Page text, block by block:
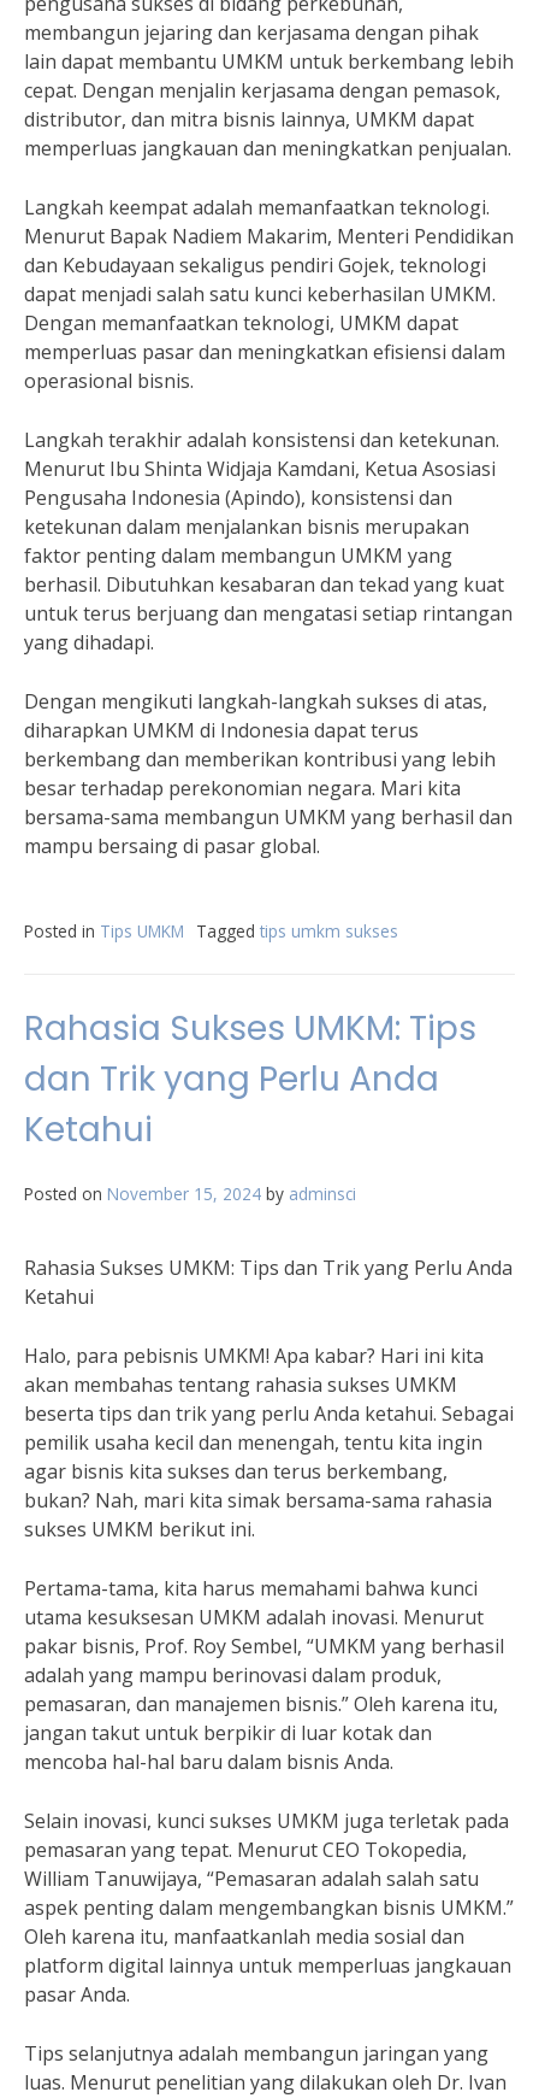
membangun jejaring dan kerjasama dengan pihak
lain dapat membantu UMKM untuk berkembang lebih
cepat. Dengan menjalin kerjasama dengan pemasok,
distributor, dan mitra bisnis lainnya, UMKM dapat
memperluas jangkauan dan meningkatkan penjualan.
Langkah keempat adalah memanfaatkan teknologi.
Menurut Bapak Nadiem Makarim, Menteri Pendidikan
dan Kebudayaan sekaligus pendiri Gojek, teknologi
dapat menjadi salah satu kunci keberhasilan UMKM.
Dengan memanfaatkan teknologi, UMKM dapat
memperluas pasar dan meningkatkan efisiensi dalam
operasional bisnis.
Langkah terakhir adalah konsistensi dan ketekunan.
Menurut Ibu Shinta Widjaja Kamdani, Ketua Asosiasi
Pengusaha Indonesia (Apindo), konsistensi dan
ketekunan dalam menjalankan bisnis merupakan
faktor penting dalam membangun UMKM yang
berhasil. Dibutuhkan kesabaran dan tekad yang kuat
untuk terus berjuang dan mengatasi setiap rintangan
yang dihadapi.
Dengan mengikuti langkah-langkah sukses di atas,
diharapkan UMKM di Indonesia dapat terus
berkembang dan memberikan kontribusi yang lebih
besar terhadap perekonomian negara. Mari kita
bersama-sama membangun UMKM yang berhasil dan
mampu bersaing di pasar global.
Posted in Tips UMKM Tagged tips umkm sukses
Rahasia Sukses UMKM: Tips
dan Trik yang Perlu Anda
Ketahui
Posted on November 15, 2024 by adminsci
Rahasia Sukses UMKM: Tips dan Trik yang Perlu Anda
Ketahui
Halo, para pebisnis UMKM! Apa kabar? Hari ini kita
akan membahas tentang rahasia sukses UMKM
beserta tips dan trik yang perlu Anda ketahui. Sebagai
pemilik usaha kecil dan menengah, tentu kita ingin
agar bisnis kita sukses dan terus berkembang,
bukan? Nah, mari kita simak bersama-sama rahasia
sukses UMKM berikut ini.
Pertama-tama, kita harus memahami bahwa kunci
utama kesuksesan UMKM adalah inovasi. Menurut
pakar bisnis, Prof. Roy Sembel, “UMKM yang berhasil
adalah yang mampu berinovasi dalam produk,
pemasaran, dan manajemen bisnis.” Oleh karena itu,
jangan takut untuk berpikir di luar kotak dan
mencoba hal-hal baru dalam bisnis Anda.
Selain inovasi, kunci sukses UMKM juga terletak pada
pemasaran yang tepat. Menurut CEO Tokopedia,
William Tanuwijaya, “Pemasaran adalah salah satu
aspek penting dalam mengembangkan bisnis UMKM.”
Oleh karena itu, manfaatkanlah media sosial dan
platform digital lainnya untuk memperluas jangkauan
pasar Anda.
Tips selanjutnya adalah membangun jaringan yang
luas. Menurut penelitian yang dilakukan oleh Dr. Ivan